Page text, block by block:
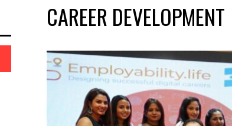
CAREER DEVELOPMENT